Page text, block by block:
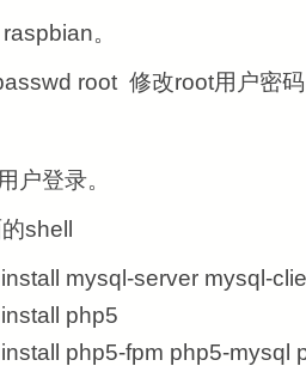
。
root 修改root用户密码
户登录。
shell
mysql-server mysql-
php5
php5-fpm php5-mysql